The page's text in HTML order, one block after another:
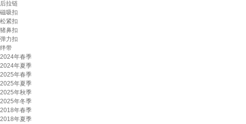
后拉链
磁吸扣
松紧扣
猪鼻扣
弹力扣
绊带
2024年春季
2024年夏季
2025年春季
2025年夏季
2025年秋季
2025年冬季
2018年春季
2018年夏季